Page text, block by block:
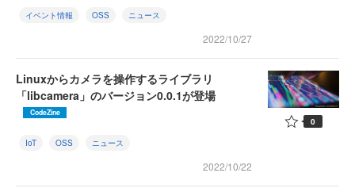
イベント情報 OSS ニュース
2022/10/27
Linuxからカメラを操作するライブラリ
「libcamera」のバージョン0.0.1が登場
CodeZine
IoT OSS ニュース
2022/10/22
0